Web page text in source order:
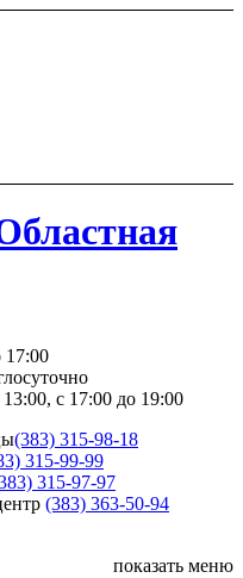
17:00
с 17:00 до 19:00
(383) 315-98-18
315-99-99
315-97-97
(383) 363-50-94
показать меню